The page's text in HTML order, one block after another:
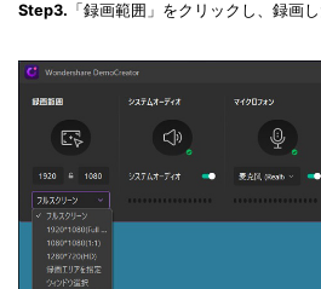
Step3. 「録画範囲」をクリックし、録画